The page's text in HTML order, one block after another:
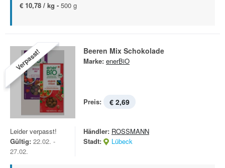
€ 10,78 / kg - 500 g
Verpasst! Beeren Mix Schokolade
Marke: enerBiO
Preis: € 2,69
Leider verpasst!
Gültig: 22.02. -
27.02.
Händler: ROSSMANN
Stadt:
Lübeck